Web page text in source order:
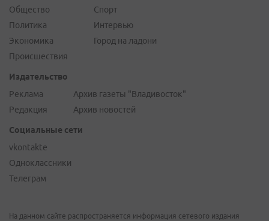
Общество
Политика
Экономика
Происшествия
Спорт
Интервью
Город на ладони
Издательство
Реклама
Редакция
Архив газеты "Владивосток"
Архив новостей
Социальные сети
vkontakte
Одноклассники
Телеграм
На данном сайте распространяется информация сетевого издания